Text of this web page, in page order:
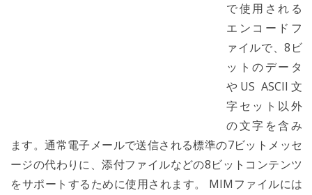
で使用される
エンコードフ
ァイルで、8ビ
ットのデータ
やUS ASCII文
字セット以外
の文字を含み
ます。通常電子メールで送信される標準の7ビットメッセ
ージの代わりに、添付ファイルなどの8ビットコンテンツ
をサポートするために使用されます。 MIMファイルには